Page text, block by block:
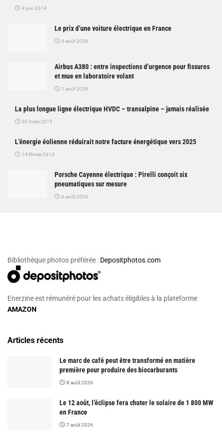
4 juin 2014
Le prix d’une voiture électrique en France
6 août 2026
Airbus A380 : entre inspections d’urgence pour fissures
et mue en laboratoire volant
1 août 2026
La plus longue ligne électrique HVDC – transalpine – jamais réalisée
30 mars 2015
L’énergie éolienne réduirait notre facture énergétique vers 2025
14 février 2013
Porsche Cayenne électrique : Pirelli conçoit six
pneumatiques sur mesure
6 août 2026
Bibliothèque photos préférée : Depositphotos.com
Enerzine est rémunéré pour les achats éligibles à la plateforme
AMAZON
Articles récents
Le marc de café peut être transformé en matière
première pour produire des biocarburants
8 août 2026
Le 12 août, l’éclipse fera chuter le solaire de 1 800 MW
en France
7 août 2026